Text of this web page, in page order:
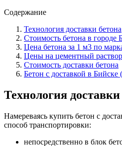
Содержание
Технология доставки бетона
Стоимость бетона в городе
Цена бетона за 1 м3 по
Цены на цементный раствор
Стоимость доставки бетона
Бетон с доставкой в
Технология доставки
Намереваясь купить бетон с
способ транспортировки:
непосредственно в блок